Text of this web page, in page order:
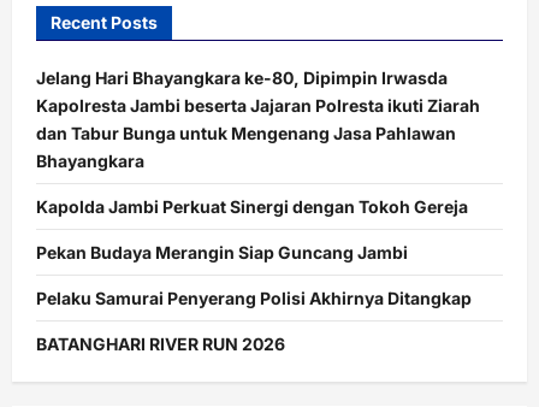
Recent Posts
Jelang Hari Bhayangkara ke-80, Dipimpin Irwasda
Kapolresta Jambi beserta Jajaran Polresta ikuti Ziarah
dan Tabur Bunga untuk Mengenang Jasa Pahlawan
Bhayangkara
Kapolda Jambi Perkuat Sinergi dengan Tokoh Gereja
Pekan Budaya Merangin Siap Guncang Jambi
Pelaku Samurai Penyerang Polisi Akhirnya Ditangkap
BATANGHARI RIVER RUN 2026